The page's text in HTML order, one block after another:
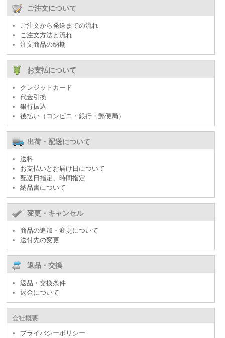
ご注文について
ご注文から発送までの流れ
ご注文方法と流れ
注文商品の納期
お支払について
クレジットカード
代金引換
銀行振込
後払い（コンビニ・銀行・郵便局）
出荷・配送について
送料
お支払いとお届け日について
配送日指定、時間指定
納品書について
変更・キャンセル
商品の追加・変更について
送付先の変更
返品・交換
返品・交換条件
返金について
会社概要
プライバシーポリシー